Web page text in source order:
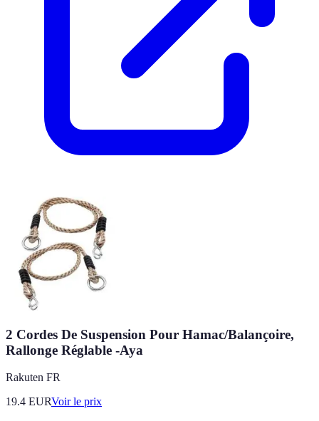
2 Cordes De Suspension Pour Hamac/Balançoire,
Rallonge Réglable -Aya
Rakuten FR
19.4 EURVoir le prix